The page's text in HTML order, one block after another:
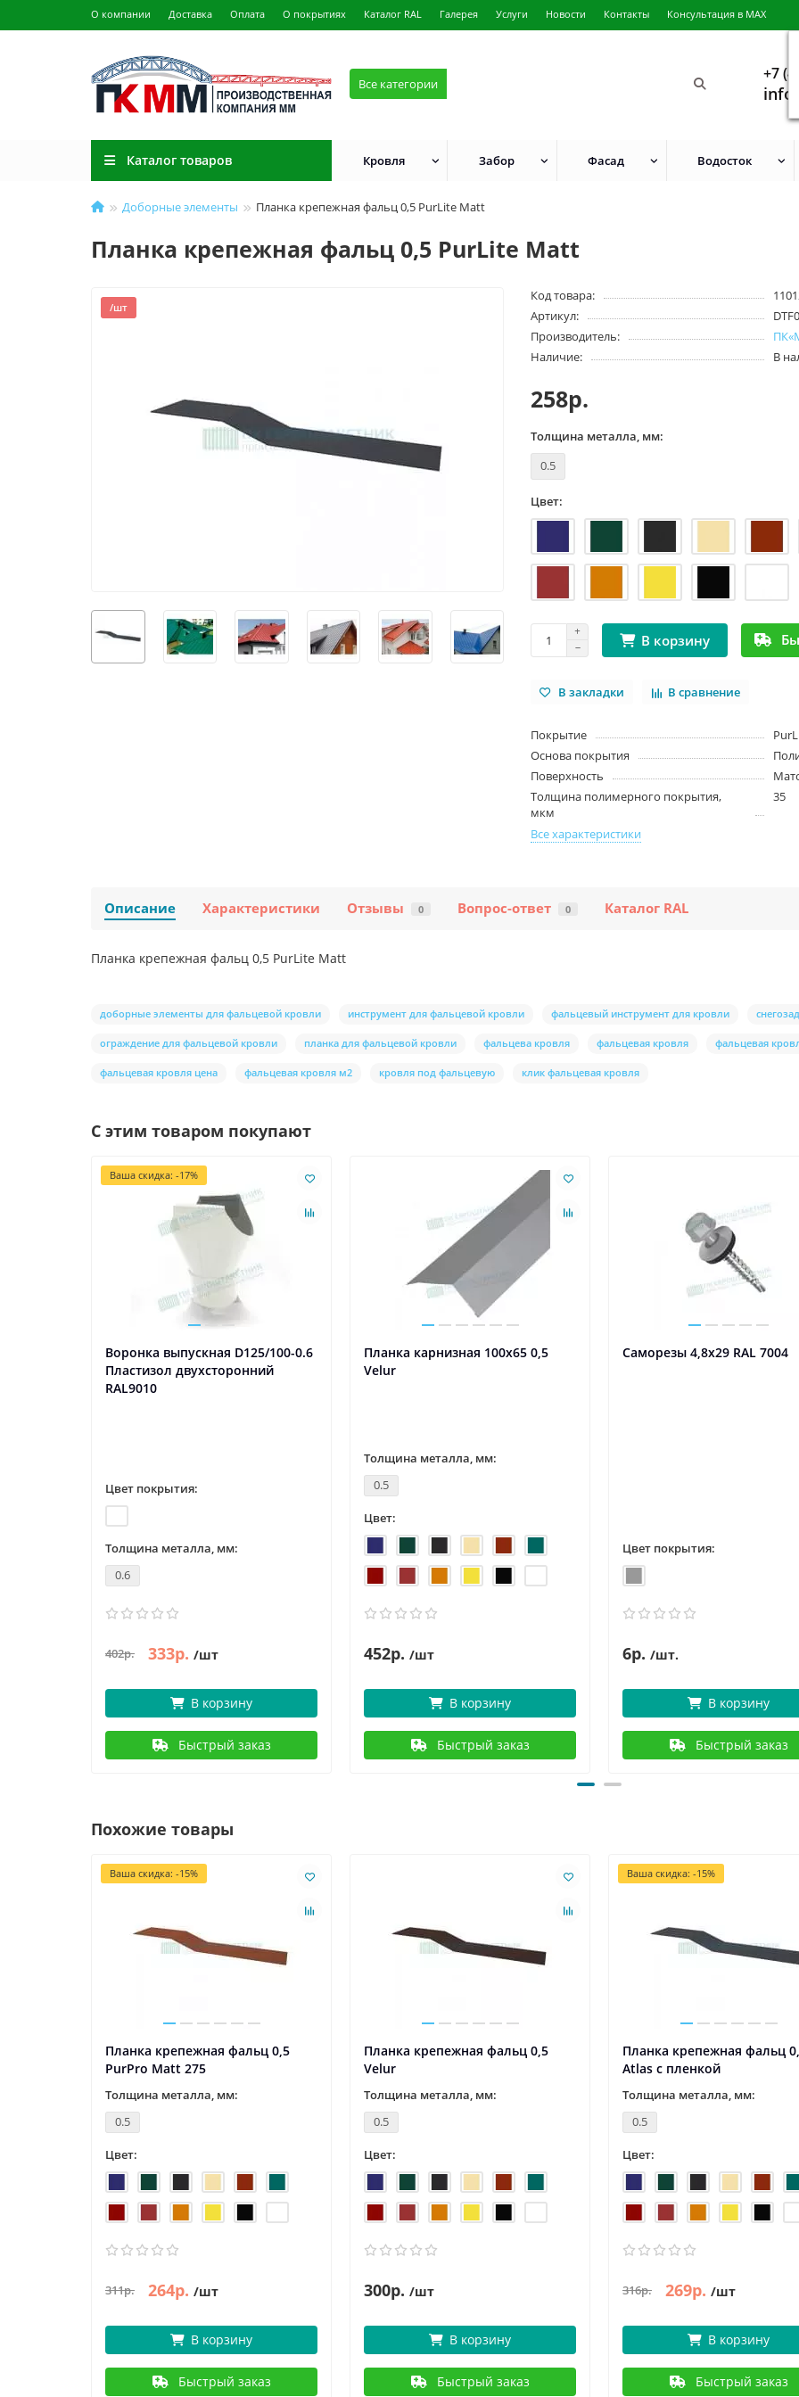
О компании Доставка Оплата О покрытиях Каталог RAL Галерея Услуги Новости Контакты Консультация в MAX
Все категории
+7
Каталог товаров Кровля Забор Фасад Водосток
Доборные элементы Планка крепежная фальц 0,5 PurLite Мatt
Планка крепежная фальц 0,5 PurLite Мatt
/шт
Код товара:
Артикул:
Производитель:
Наличие:
В
258р.
Толщина металла, мм:
0.5
Цвет:
В корзину
В закладки В сравнение
Покрытие
Основа покрытия
Поверхность
Толщина полимерного покрытия,
мкм
35
Все характеристики
Описание Характеристики Отзывы 0 Вопрос-ответ 0 Каталог RAL
Планка крепежная фальц 0,5 PurLite Мatt
доборные элементы для фальцевой кровли инструмент для фальцевой кровли фальцевый инструмент для кровли
ограждение для фальцевой кровли планка для фальцевой кровли фальцева кровля фальцевая кровля фальцевая
фальцевая кровля цена фальцевая кровля м2 кровля под фальцевую клик фальцевая кровля
С этим товаром покупают
Ваша скидка: -17%
Воронка выпускная D125/100-0.6
Пластизол двухсторонний
RAL9010
Цвет покрытия:
Толщина металла, мм:
0.6
402р. 333р. /шт
В корзину
Быстрый заказ
Планка карнизная 100х65 0,5
Velur
Толщина металла, мм:
0.5
Цвет:
452р. /шт
В корзину
Быстрый заказ
Саморезы 4,8х29 RAL 7004
Цвет покрытия:
6р. /шт.
В корзину
Быстрый заказ
Похожие товары
Ваша скидка: -15%
Планка крепежная фальц 0,5
PurPro Matt 275
Толщина металла, мм:
0.5
Цвет:
311р. 264р. /шт
В корзину
Быстрый заказ
Планка крепежная фальц 0,5
Velur
Толщина металла, мм:
0.5
Цвет:
300р. /шт
В корзину
Быстрый заказ
Ваша скидка: -15%
Планка крепежная фальц
Atlas с пленкой
Толщина металла, мм:
0.5
Цвет:
316р. 269р. /шт
В корзину
Быстрый заказ